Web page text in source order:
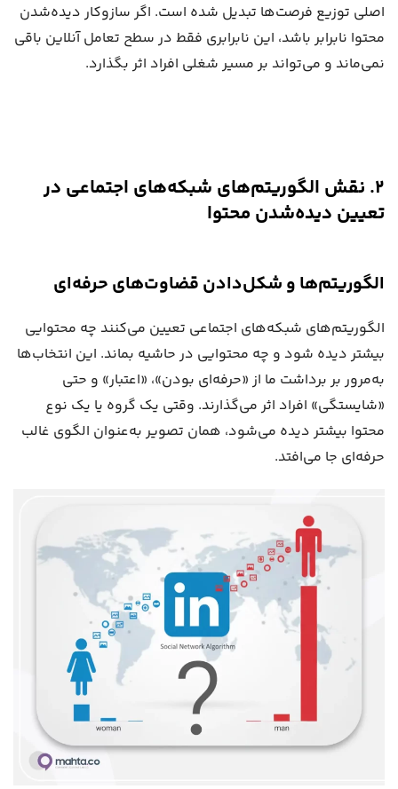
اصلی توزیع فرصت‌ها تبدیل شده است. اگر سازوکار دیده‌شدن
محتوا نابرابر باشد، این نابرابری فقط در سطح تعامل آنلاین باقی
نمی‌ماند و می‌تواند بر مسیر شغلی افراد اثر بگذارد.
۲. نقش الگوریتم‌های شبکه‌های اجتماعی در
تعیین دیده‌شدن محتوا
الگوریتم‌ها و شکل‌دادن قضاوت‌های حرفه‌ای
الگوریتم‌های شبکه‌های اجتماعی تعیین می‌کنند چه محتوایی
بیشتر دیده شود و چه محتوایی در حاشیه بماند. این انتخاب‌ها
به‌مرور بر برداشت ما از «حرفه‌ای بودن»، «اعتبار» و حتی
«شایستگی» افراد اثر می‌گذارند. وقتی یک گروه یا یک نوع
محتوا بیشتر دیده می‌شود، همان تصویر به‌عنوان الگوی غالب
حرفه‌ای جا می‌افتد.